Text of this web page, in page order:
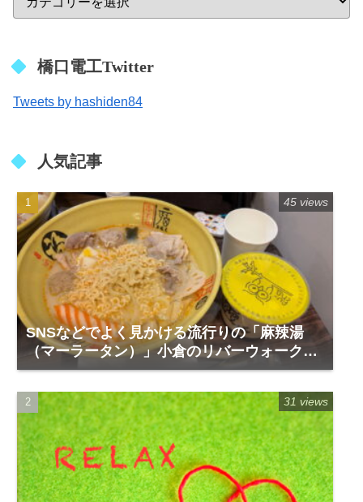
橋口電工Twitter
Tweets by hashiden84
人気記事
SNSなどでよく見かける流行りの「麻辣湯
（マーラータン）」小倉のリバーウォーク1
階「福恩麻辣湯」
45 views
31 views